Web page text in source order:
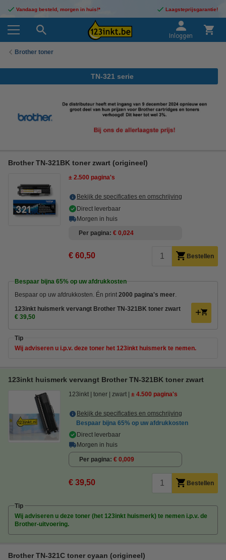
Vandaag besteld, morgen in huis!* Laagsteprijsgarantie!
Inloggen
Brother toner
TN-321 serie
Brother TN-321BK toner zwart (origineel)
± 2.500 pagina's
Bekijk de specificaties en omschrijving
Direct leverbaar
Morgen in huis
Per pagina € 0,024
€ 60,50 Bestellen
Bespaar bijna 65% op uw afdrukkosten
Bespaar op uw afdrukkosten. Én print 2000 pagina's meer
123inkt huismerk vervangt Brother TN-321BK toner zwart
€ 39,50
Tip
Wij adviseren u i.p.v. deze toner het 123inkt huismerk te nemen.
123inkt huismerk vervangt Brother TN-321BK toner zwart
123inkt toner zwart ± 4.500 pagina's
Bekijk de specificaties en omschrijving
Bespaar bijna 65% op uw afdrukkosten
Direct leverbaar
Morgen in huis
Per pagina € 0,009
€ 39,50 Bestellen
Tip
Wij adviseren u deze toner (het 123inkt huismerk) te nemen i.p.v. de
Brother-uitvoering.
Brother TN-321C toner cyaan (origineel)